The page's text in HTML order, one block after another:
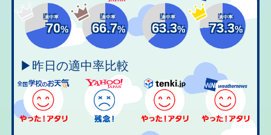
適中率
70%
適中率
66.7%
適中率
63.3%
適中率
73.3%
▶昨日の適中率比較